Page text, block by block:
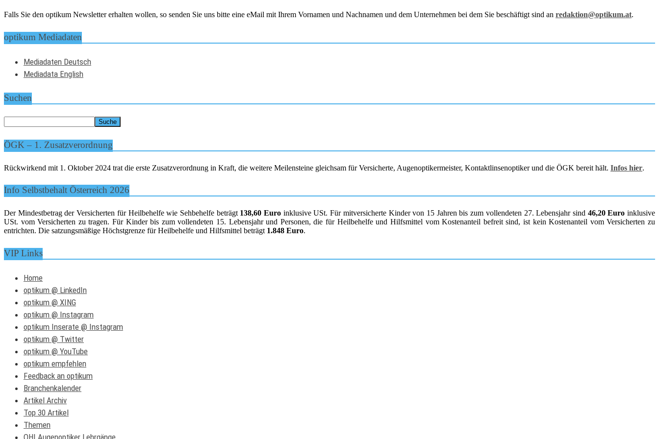
Falls Sie den optikum Newsletter erhalten wollen, so senden Sie uns bitte eine eMail mit Ihrem Vornamen und Nachnamen und dem Unternehmen bei dem Sie beschäftigt sind an redaktion@optikum.at.
optikum Mediadaten
Mediadaten Deutsch
Mediadata English
Suchen
ÖGK – 1. Zusatzverordnung
Rückwirkend mit 1. Oktober 2024 trat die erste Zusatzverordnung in Kraft, die weitere Meilensteine gleichsam für Versicherte, Augenoptikermeister, Kontaktlinsenoptiker und die ÖGK bereit hält. Infos hier.
Info Selbstbehalt Österreich 2026
Der Mindestbetrag der Versicherten für Heilbehelfe wie Sehbehelfe beträgt 138,60 Euro inklusive USt. Für mitversicherte Kinder von 15 Jahren bis zum vollendeten 27. Lebensjahr sind 46,20 Euro inklusive
USt. vom Versicherten zu tragen. Für Kinder bis zum vollendeten 15. Lebensjahr und Personen, die für Heilbehelfe und Hilfsmittel vom Kostenanteil befreit sind, ist kein Kostenanteil vom Versicherten zu
entrichten. Die satzungsmäßige Höchstgrenze für Heilbehelfe und Hilfsmittel beträgt 1.848 Euro.
VIP Links
Home
optikum @ LinkedIn
optikum @ XING
optikum @ Instagram
optikum Inserate @ Instagram
optikum @ Twitter
optikum @ YouTube
optikum empfehlen
Feedback an optikum
Branchenkalender
Artikel Archiv
Top 30 Artikel
Themen